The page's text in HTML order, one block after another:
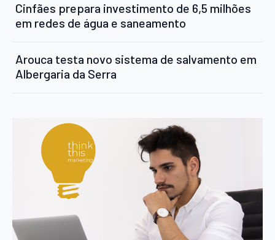
Cinfães prepara investimento de 6,5 milhões
em redes de água e saneamento
Arouca testa novo sistema de salvamento em
Albergaria da Serra